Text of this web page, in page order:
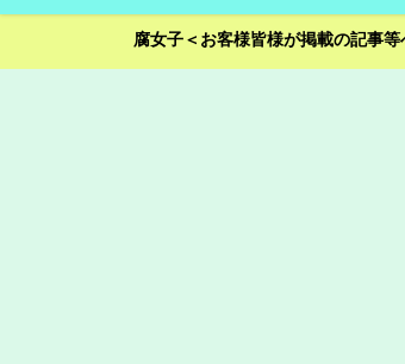
腐女子＜お客様皆様が掲載の記事